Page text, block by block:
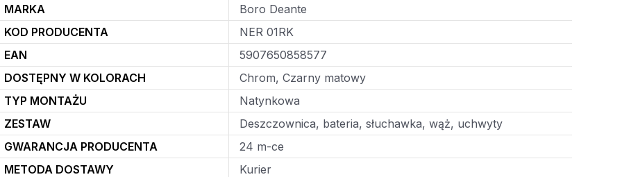
MARKA
Boro Deante
KOD PRODUCENTA
NER 01RK
EAN
5907650858577
DOSTĘPNY W KOLORACH
Chrom, Czarny matowy
TYP MONTAŻU
Natynkowa
ZESTAW
Deszczownica, bateria, słuchawka, wąż, uchwyty
GWARANCJA PRODUCENTA
24 m-ce
METODA DOSTAWY
Kurier